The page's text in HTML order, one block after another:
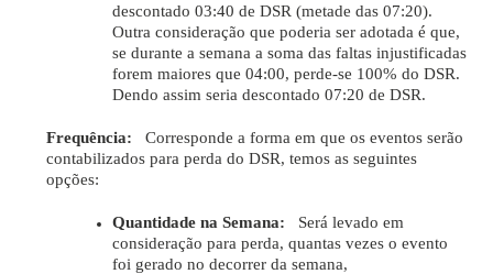
descontado 03:40 de DSR (metade das 07:20).
Outra consideração que poderia ser adotada é que,
se durante a semana a soma das faltas injustificadas
forem maiores que 04:00, perde-se 100% do DSR.
Dendo assim seria descontado 07:20 de DSR.
Frequência: Corresponde a forma em que os eventos serão
contabilizados para perda do DSR, temos as seguintes
opções:
Quantidade na Semana:
Será levado em
consideração para perda, quantas vezes o evento
foi gerado no decorrer da semana,